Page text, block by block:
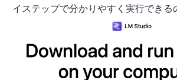
イステップで分かりやすく実行できる